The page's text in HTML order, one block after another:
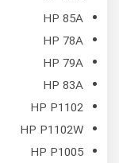
HP 85A
HP 78A
HP 79A
HP 83A
HP P1102
HP P1102W
HP P1005